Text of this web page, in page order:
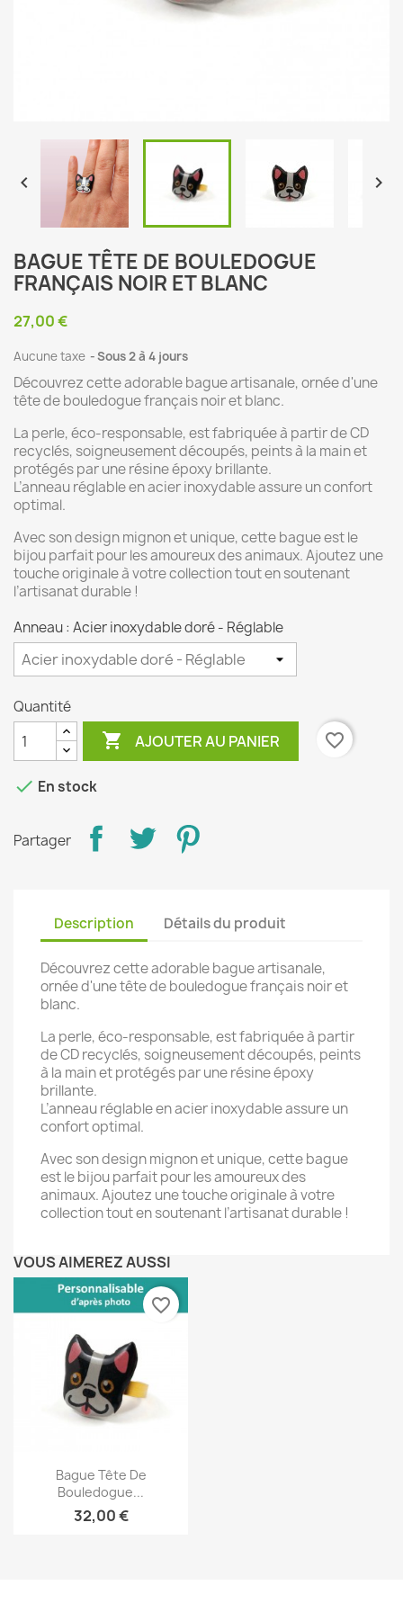
 
BAGUE TÊTE DE BOULEDOGUE
FRANÇAIS NOIR ET BLANC
27,00 €
Aucune taxe Sous 2 à 4 jours
Découvrez cette adorable bague artisanale, ornée d'une
tête de bouledogue français noir et blanc.
La perle, éco-responsable, est fabriquée à partir de CD
recyclés, soigneusement découpés, peints à la main et
protégés par une résine époxy brillante.
L’anneau réglable en acier inoxydable assure un confort
optimal.
Avec son design mignon et unique, cette bague est le
bijou parfait pour les amoureux des animaux. Ajoutez une
touche originale à votre collection tout en soutenant
l’artisanat durable !
Anneau : Acier inoxydable doré - Réglable
Quantité
 AJOUTER AU PANIER favorite_border
 En stock
Partager
Description Détails du produit
Découvrez cette adorable bague artisanale,
ornée d'une tête de bouledogue français noir et
blanc.
La perle, éco-responsable, est fabriquée à partir
de CD recyclés, soigneusement découpés, peints
à la main et protégés par une résine époxy
brillante.
L’anneau réglable en acier inoxydable assure un
confort optimal.
Avec son design mignon et unique, cette bague
est le bijou parfait pour les amoureux des
animaux. Ajoutez une touche originale à votre
collection tout en soutenant l’artisanat durable !
VOUS AIMEREZ AUSSI
Aperçu rapide
Bague Tête De
Bouledogue...
32,00 €
favorite_border